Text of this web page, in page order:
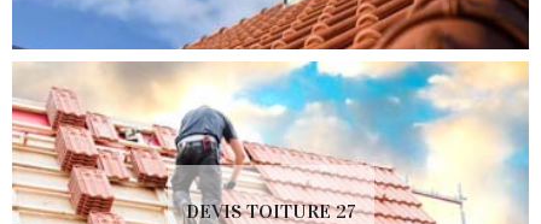
DEVIS TOITURE 27